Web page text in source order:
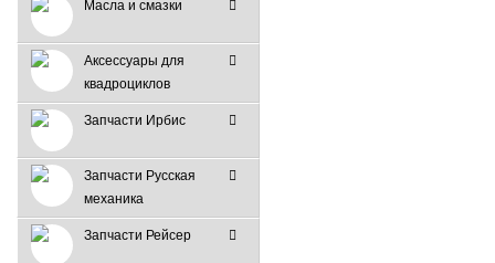
Масла и смазки
Аксессуары для
квадроциклов
Запчасти Ирбис
Запчасти Русская
механика
Запчасти Рейсер